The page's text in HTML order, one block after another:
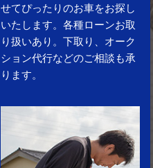
せてぴったりのお車をお探し
いたします。各種ローンお取
り扱いあり。下取り、オーク
ション代行などのご相談も承
ります。